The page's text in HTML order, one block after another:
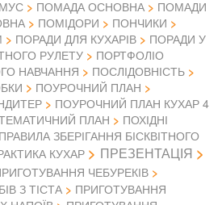
ПОМАДА ОСНОВНА
ПОМАДИ
ПОМІДОРИ
ПОНЧИКИ
ПОРАДИ ДЛЯ КУХАРІВ
ПОРАДИ У
РУЛЕТУ
ПОРТФОЛІО
НАВЧАННЯ
ПОСЛІДОВНІСТЬ
ПОУРОЧНИЙ ПЛАН
ПОУРОЧНИЙ ПЛАН КУХАР 4
ПЛАН
ПОХІДНІ
ПРАВИЛА ЗБЕРІГАННЯ БІСКВІТНОГО
КУХАР
ПРЕЗЕНТАЦІЯ
ЧЕБУРЕКІВ
З ТІСТА
ПРИГОТУВАННЯ